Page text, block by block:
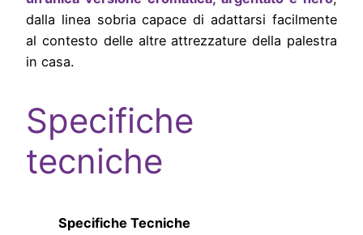
dalla linea sobria capace di adattarsi facilmente
al contesto delle altre attrezzature della palestra
in casa.
Specifiche
tecniche
Specifiche Tecniche